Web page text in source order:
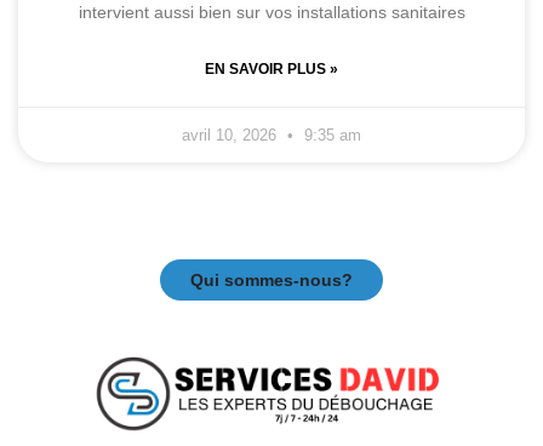
intervient aussi bien sur vos installations sanitaires
EN SAVOIR PLUS »
avril 10, 2026 9:35 am
Qui sommes-nous?